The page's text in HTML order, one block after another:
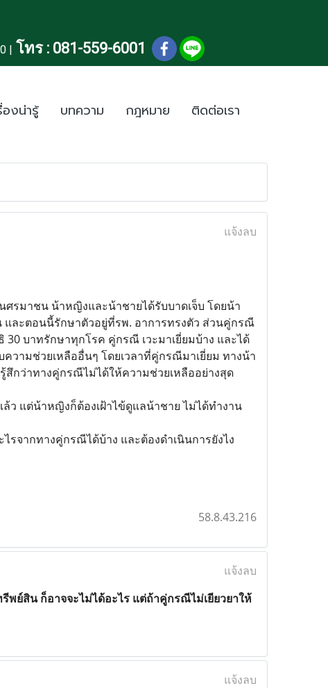
| โทร : 081-559-6001
องน่ารู้ บทความ กฎหมาย ติดต่อเรา
แจ้งลบ
รมาชน น้าหญิงและน้าชายได้รับบาดเจ็บ โดยน้า
ละตอนนี้รักษาตัวอยู่ที่รพ. อาการทรงตัว ส่วนคู่กรณี
บาทรักษาทุกโรค คู่กรณี เวะมาเยี่ยมบ้าง และได้
วามช่วยเหลืออื่นๆ โดยเวลาที่คู่กรณีมาเยี่ยม ทางน้า
กว่าทางคู่กรณีไม่ได้ให้ความช่วยเหลืออย่างสุด
ว แต่น้าหญิงก็ต้องเฝ้าไข้ดูแลน้าชาย ไม่ได้ทำงาน
รจากทางคู่กรณีได้บ้าง และต้องดำเนินการยังไง
58.8.43.216
แจ้งลบ
ย์สิน ก็อาจจะไม่ได้อะไร แต่ถ้าคู่กรณีไม่เยียวยาให้
แจ้งลบ